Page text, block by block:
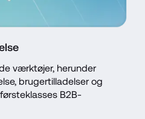
værktøjer, herunder
brugertilladelser og
B2B-